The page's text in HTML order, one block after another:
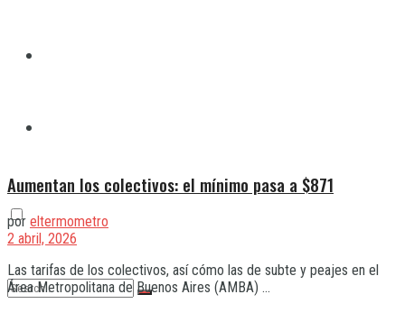
Aumentan los colectivos: el mínimo pasa a $871
por eltermometro
2 abril, 2026
Las tarifas de los colectivos, así cómo las de subte y peajes en el
Área Metropolitana de Buenos Aires (AMBA) ...